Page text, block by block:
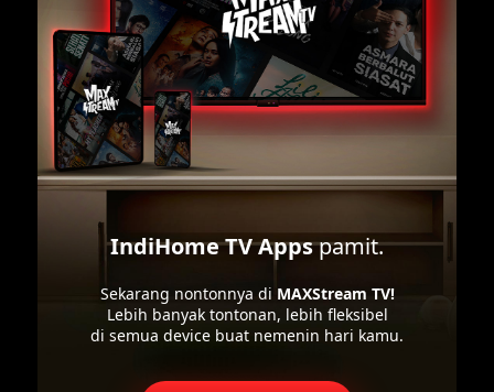
IndiHome TV Appspamit.
Sekarang nontonnya di MAXStream TV!
Lebih banyak tontonan, lebih fleksibel
di semua device buat nemenin hari kamu.